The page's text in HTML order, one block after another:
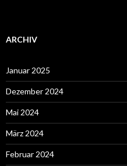
ARCHIV
Januar 2025
Dezember 2024
Mai 2024
März 2024
Februar 2024